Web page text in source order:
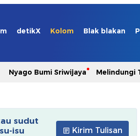
detikX Kolom Blak blakan
Nyago Bumi Sriwijaya Melindungi
sudut
isu
Kirim Tulisan